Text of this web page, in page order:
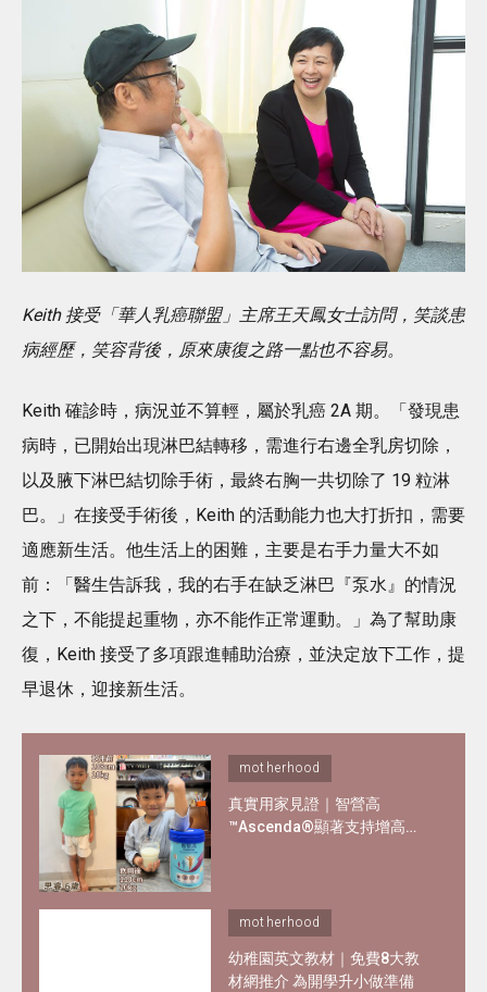
Keith 接受「華人乳癌聯盟」主席王天鳳女士訪問，笑談患
病經歷，笑容背後，原來康復之路一點也不容易。
Keith 確診時，病況並不算輕，屬於乳癌 2A 期。「發現患
病時，已開始出現淋巴結轉移，需進行右邊全乳房切除，
以及腋下淋巴結切除手術，最終右胸一共切除了 19 粒淋
巴。」在接受手術後，Keith 的活動能力也大打折扣，需要
適應新生活。他生活上的困難，主要是右手力量大不如
前：「醫生告訴我，我的右手在缺乏淋巴『泵水』的情況
之下，不能提起重物，亦不能作正常運動。」為了幫助康
復，Keith 接受了多項跟進輔助治療，並決定放下工作，提
早退休，迎接新生活。
motherhood
真實用家見證｜智營高
™Ascenda®顯著支持增高增
motherhood
幼稚園英文教材｜免費8大教
材網推介 為開學升小做準備